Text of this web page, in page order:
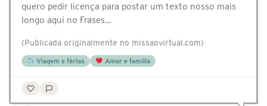
quero pedir licença para postar um texto nosso mais
longo aqui no Frases…
(Publicada originalmente no missaovirtual.com)
Viagem e férias Amor e família